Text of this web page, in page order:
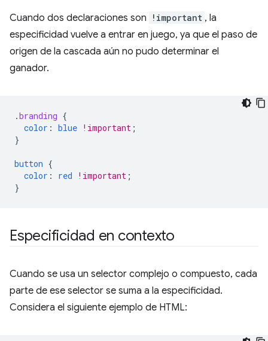
Cuando dos declaraciones son !important , la
especificidad vuelve a entrar en juego, ya que el paso de
origen de la cascada aún no pudo determinar el
ganador.
.branding {
color : blue !important ;
}
button {
color : red !important ;
}
Especificidad en contexto
Cuando se usa un selector complejo o compuesto, cada
parte de ese selector se suma a la especificidad.
Considera el siguiente ejemplo de HTML: